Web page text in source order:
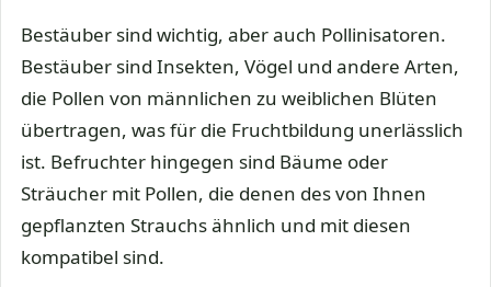
Bestäuber sind wichtig, aber auch Pollinisatoren.
Bestäuber sind Insekten, Vögel und andere Arten,
die Pollen von männlichen zu weiblichen Blüten
übertragen, was für die Fruchtbildung unerlässlich
ist. Befruchter hingegen sind Bäume oder
Sträucher mit Pollen, die denen des von Ihnen
gepflanzten Strauchs ähnlich und mit diesen
kompatibel sind.